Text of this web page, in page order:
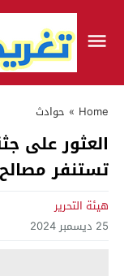
Home
» حوادث
العثور على
تستنفر
هيئة التحرير
25 ديسمبر 2024